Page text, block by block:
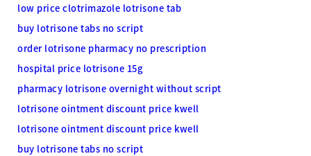
low price clotrimazole lotrisone tab
buy lotrisone tabs no script
order lotrisone pharmacy no prescription
hospital price lotrisone 15g
pharmacy lotrisone overnight without script
lotrisone ointment discount price kwell
lotrisone ointment discount price kwell
buy lotrisone tabs no script